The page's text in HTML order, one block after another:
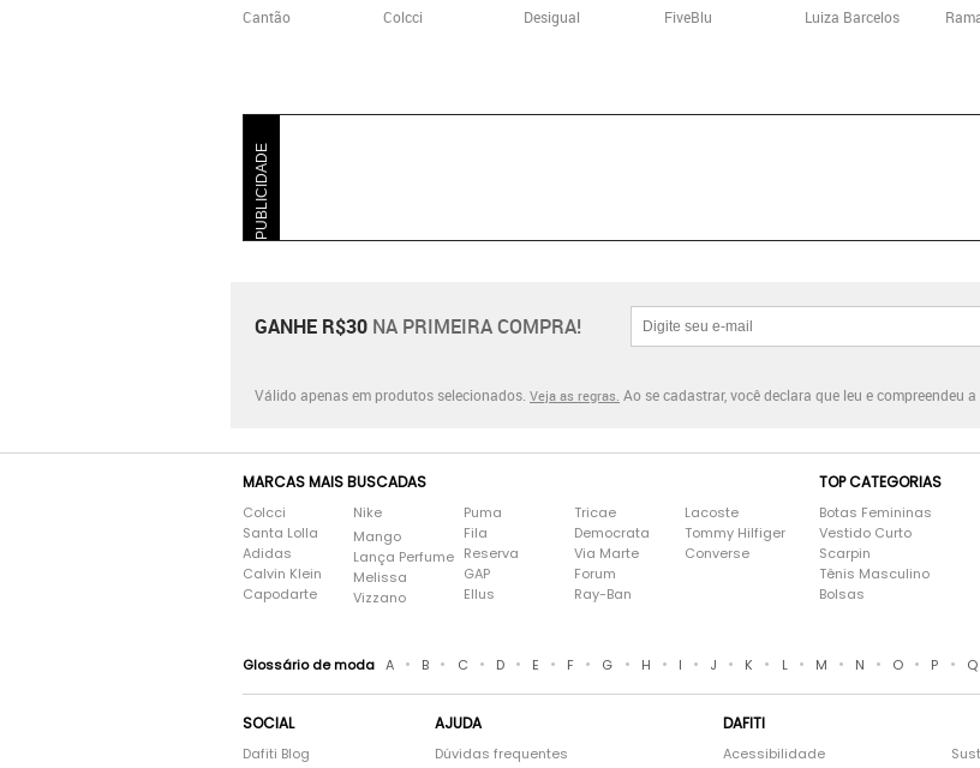
Cantão
Colcci
Desigual
FiveBlu
Luiza Barcelos
PUBLICIDADE
GANHE R$30 NA PRIMEIRA COMPRA!
Válido apenas em produtos selecionados. Veja as regras. Ao se cadastrar, você declara que leu e compreendeu
MARCAS MAIS BUSCADAS
Colcci
Santa Lolla
Adidas
Calvin Klein
Capodarte
Nike
Mango
Lança Perfume
Melissa
Vizzano
Puma
Fila
Reserva
GAP
Ellus
Tricae
Democrata
Via Marte
Forum
Ray-Ban
Lacoste
Tommy Hilfiger
Converse
TOP CATEGORIAS
Botas Femininas
Vestido Curto
Scarpin
Tênis Masculino
Bolsas
Glossário de moda A • B • C • D • E • F • G • H • I • J • K • L • M • N • O • P • Q
SOCIAL
Dafiti Blog
AJUDA
Dúvidas frequentes
DAFITI
Acessibilidade